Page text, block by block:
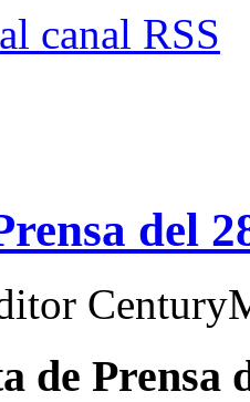
canal RSS
del
de Prensa